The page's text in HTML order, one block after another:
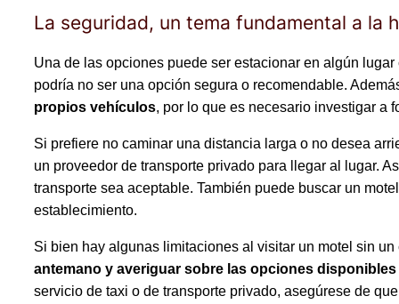
La seguridad, un tema fundamental a la
Una de las opciones puede ser estacionar en algún
podría no ser una opción segura o recomendable.
propios vehículos, por lo que es necesario investigar a
Si prefiere no caminar una distancia larga o no desea
un proveedor de transporte privado para llegar al lugar.
transporte sea aceptable. También puede buscar un
establecimiento.
Si bien hay algunas limitaciones al visitar un motel sin
antemano y averiguar sobre las opciones disponibles
servicio de taxi o de transporte privado, asegúrese de